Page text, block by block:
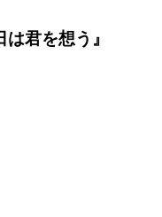
君を想う』